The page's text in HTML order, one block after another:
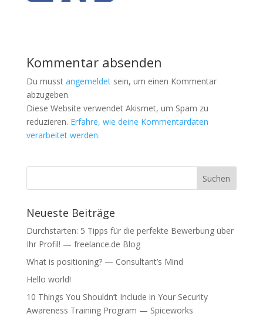
Kommentar absenden
Du musst angemeldetsein, um einen Kommentar
abzugeben.
Diese Website verwendet Akismet, um Spam zu
reduzieren. Erfahre, wie deine Kommentardaten
verarbeitet werden.
Neueste Beiträge
Durchstarten: 5 Tipps für die perfekte Bewerbung über
Ihr Profil! — freelance.de Blog
What is positioning? — Consultant’s Mind
Hello world!
10 Things You Shouldn’t Include in Your Security
Awareness Training Program — Spiceworks